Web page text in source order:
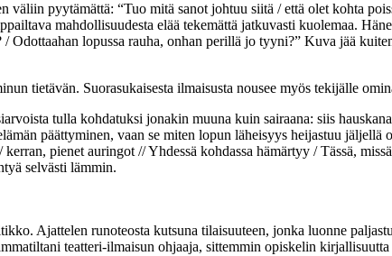
väliin pyytämättä: “Tuo mitä sanot johtuu siitä / että olet kohta
mahdollisuudesta elää tekemättä jatkuvasti kuolemaa.
Odottaahan lopussa rauha, onhan perillä jo tyyni?” Kuva jää
tietävän. Suorasukaisesta ilmaisusta nousee myös tekijälle
tulla kohdatuksi jonakin muuna kuin sairaana: siis
päättyminen, vaan se miten lopun läheisyys heijastuu
pienet auringot // Yhdessä kohdassa hämärtyy / Tässä,
selvästi lämmin.
Ajattelen runoteosta kutsuna tilaisuuteen, jonka luonne
teatteri-ilmaisun ohjaaja, sittemmin opiskelin